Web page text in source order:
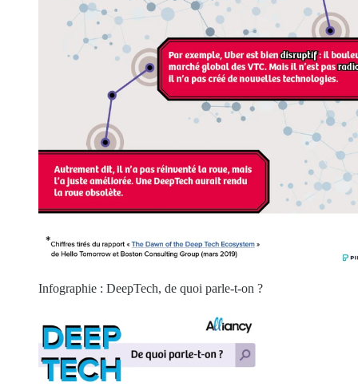
Infographie : DeepTech, de quoi parle-t-on ?